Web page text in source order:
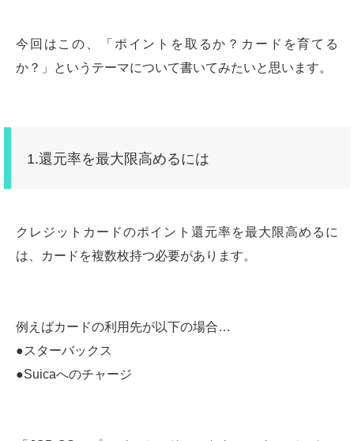
今回はこの、「ポイントを取るか？カードを育てる
か？」というテーマについて書いてみたいと思います。
1.還元率を最大限高めるには
クレジットカードのポイント還元率を最大限高めるに
は、カードを複数枚持つ必要があります。
例えばカードの利用先が以下の場合…
●スターバックス
●Suicaへのチャージ